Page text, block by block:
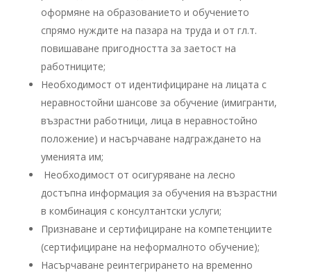
оформяне на образованието и обучението
спрямо нуждите на пазара на труда и от гл.т.
повишаване пригодността за заетост на
работниците;
Необходимост от идентифициране на лицата с
неравностойни шансове за обучение (имигранти,
възрастни работници, лица в неравностойно
положение) и насърчаване надграждането на
уменията им;
Необходимост от осигуряване на лесно
достъпна информация за обучения на възрастни
в комбинация с консултантски услуги;
Признаване и сертифициране на компетенциите
(сертифициране на неформалното обучение);
Насърчаване реинтегрирането на временно